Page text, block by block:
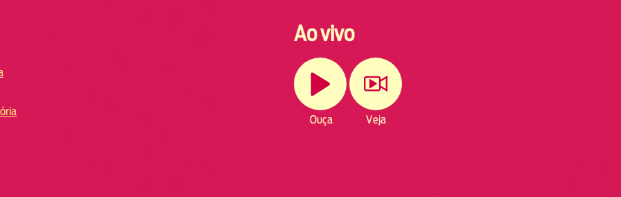
Ao vivo
Ouça Veja